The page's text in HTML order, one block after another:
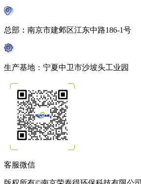
总部：南京市建邺区江东中路186-1号
生产基地：宁夏中卫市沙坡头工业园
客服微信